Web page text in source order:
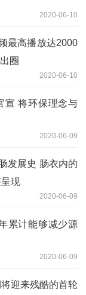
2020-06-10
最高播放达2000
圈
2020-06-10
宣 将环保理念与
2020-06-09
发展史 肠衣内的
现
2020-06-09
累计能够减少源
2020-06-09
将迎来残酷的首轮